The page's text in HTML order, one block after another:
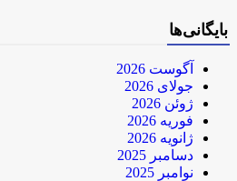
بایگانی‌ها
آگوست 2026
جولای 2026
ژوئن 2026
فوریه 2026
ژانویه 2026
دسامبر 2025
نوامبر 2025